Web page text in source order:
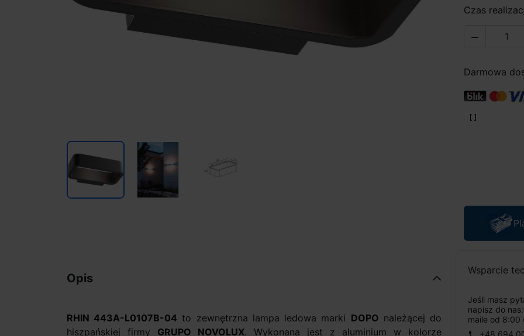
Czas

Darmowa
Wsparcie
Jeśli masz
napisz do
maile od 8:00
Opis
RHIN 443A-L0107B-04 to zewnętrzna lampa ledowa marki DOPO należącej do
hiszpańskiej firmy GRUPO NOVOLUX. Wykonana jest z aluminium w kolorze